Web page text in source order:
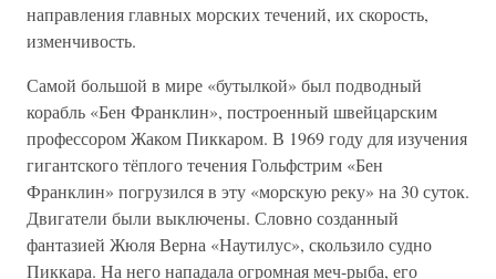
направления главных морских течений, их скорость,
изменчивость.
Самой большой в мире «бутылкой» был подводный
корабль «Бен Франклин», построенный швейцарским
профессором Жаком Пиккаром. В 1969 году для изучения
гигантского тёплого течения Гольфстрим «Бен
Франклин» погрузился в эту «морскую реку» на 30 суток.
Двигатели были выключены. Словно созданный
фантазией Жюля Верна «Наутилус», скользило судно
Пиккара. На него нападала огромная меч-рыба, его